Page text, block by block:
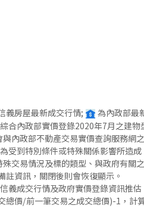
義房屋最新成交行情; 為內政部最
合內政部實價登錄2020年7月之建
內政部不動產交易實價查詢服務網
受到特別條件或特殊關係影響所造
交易情況及標的類型、與政府有關
註資訊，關閉後則會恢復顯示。
義成交行情及政府實價登錄資訊推
總價/前一筆交易之成交總價)-1，計